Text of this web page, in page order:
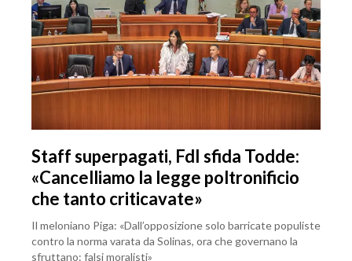
Staff superpagati, FdI sfida Todde:
«Cancelliamo la legge poltronificio
che tanto criticavate»
Il meloniano Piga: «Dall’opposizione solo barricate populiste
contro la norma varata da Solinas, ora che governano la
sfruttano: falsi moralisti»